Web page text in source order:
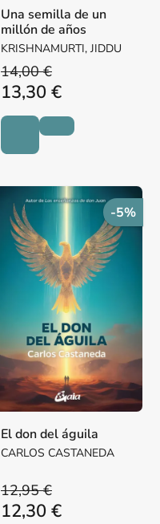
Una semilla de un
millón de años
KRISHNAMURTI, JIDDU
14,00 €
13,30 €
-5%
El don del águila
CARLOS CASTANEDA
12,95 €
12,30 €